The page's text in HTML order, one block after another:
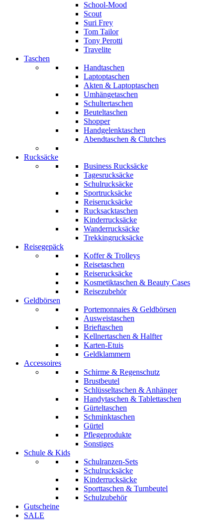
School-Mood
Scout
Suri Frey
Tom Tailor
Tony Perotti
Travelite
Taschen
Handtaschen
Laptoptaschen
Akten & Laptoptaschen
Umhängetaschen
Schultertaschen
Beuteltaschen
Shopper
Handgelenktaschen
Abendtaschen & Clutches
Rucksäcke
Business Rucksäcke
Tagesrucksäcke
Schulrucksäcke
Sportrucksäcke
Reiserucksäcke
Rucksacktaschen
Kinderrucksäcke
Wanderrucksäcke
Trekkingrucksäcke
Reisegepäck
Koffer & Trolleys
Reisetaschen
Reiserucksäcke
Kosmetiktaschen & Beauty Cases
Reisezubehör
Geldbörsen
Portemonnaies & Geldbörsen
Ausweistaschen
Brieftaschen
Kellnertaschen & Halfter
Karten-Etuis
Geldklammern
Accessoires
Schirme & Regenschutz
Brustbeutel
Schlüsseltaschen & Anhänger
Handytaschen & Tablettaschen
Gürteltaschen
Schminktaschen
Gürtel
Pflegeprodukte
Sonstiges
Schule & Kids
Schulranzen-Sets
Schulrucksäcke
Kinderrucksäcke
Sporttaschen & Turnbeutel
Schulzubehör
Gutscheine
SALE